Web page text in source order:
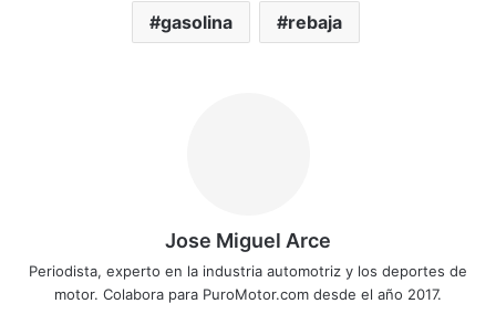
gasolina rebaja
Jose Miguel Arce
Periodista, experto en la industria automotriz y los deportes de
motor. Colabora para PuroMotor.com desde el año 2017.